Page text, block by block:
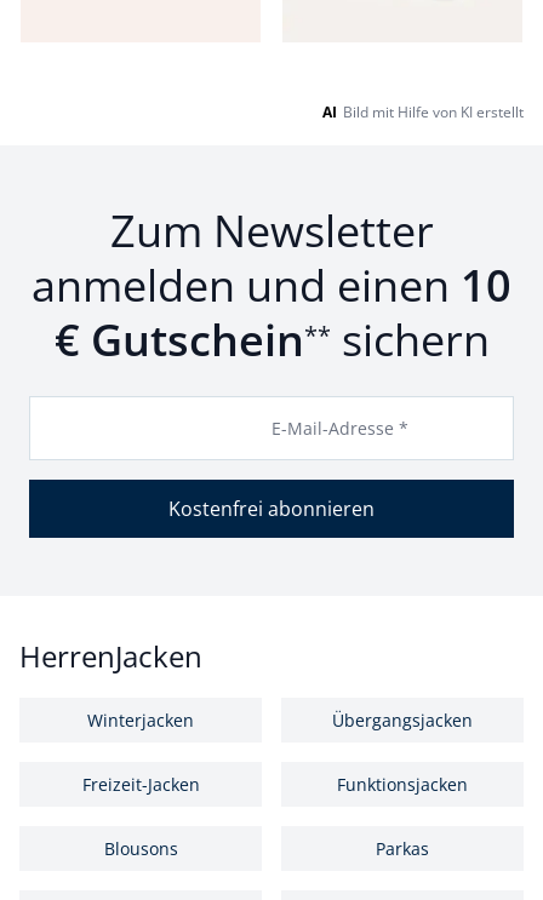
AI Bild mit Hilfe von KI erstellt
Zum Newsletter
anmelden und einen 10
€ Gutschein** sichern
E-Mail-Adresse *
Kostenfrei abonnieren
HerrenJacken
Winterjacken Übergangsjacken
Freizeit-Jacken Funktionsjacken
Blousons Parkas